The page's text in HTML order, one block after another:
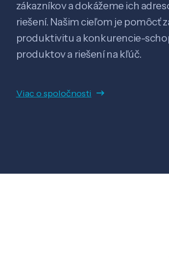
zákazníkov a dokážeme ich
riešení. Našim cieľom je pomôcť
produktivitu a konkurencie-
produktov a riešení na kľúč.
Viac o spoločnosti